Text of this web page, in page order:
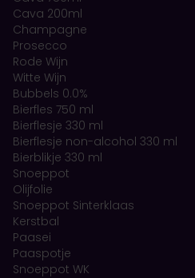
Cava 200ml
Champagne
Prosecco
Rode Wijn
Witte Wijn
Bubbels 0.0%
Bierfles 750 ml
Bierflesje 330 ml
Bierflesje non-alcohol 330 ml
Bierblikje 330 ml
Snoeppot
Olijfolie
Snoeppot Sinterklaas
Kerstbal
Paasei
Paaspotje
Snoeppot WK